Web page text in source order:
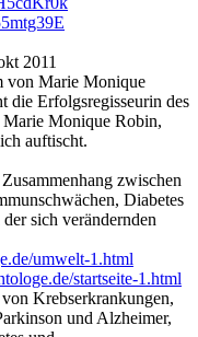
2011
von Marie Monique
die Erfolgsregisseurin des
Monique Robin,
auftischt.
zwischen
Diabetes
sich verändernden
umwelt-1.html
startseite-1.html
Krebserkrankungen,
und Alzheimer,